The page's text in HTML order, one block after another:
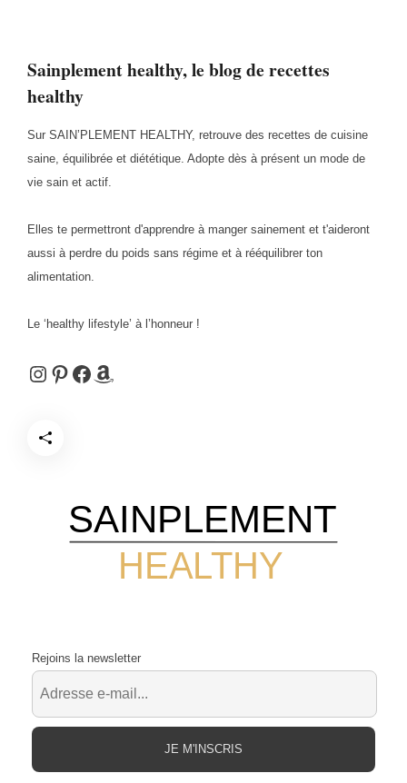
Sainplement healthy, le blog de recettes
healthy
Sur SAIN’PLEMENT HEALTHY, retrouve des recettes de cuisine
saine, équilibrée et diététique. Adopte dès à présent un mode de
vie sain et actif.
Elles te permettront d'apprendre à manger sainement et t'aideront
aussi à perdre du poids sans régime et à rééquilibrer ton
alimentation.
Le ‘healthy lifestyle’ à l’honneur !
Instagram
Pinterest
Facebook
Amazon
HEALTHY
SAINPLEMENT
Rejoins la newsletter
JE M'INSCRIS